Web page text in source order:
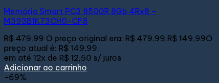
Memória Smart PC3 8500R 8Gb 4Rx8 –
M393B1K73CH0-CF8
R$479,99 O preço original era: R$ 479,99.R$ 149,99O
preço atual é: R$ 149,99.
em até 12x de R$ 12,50 s/ juros
Adicionar ao carrinho
-69%